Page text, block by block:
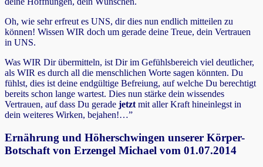
Oh, wie sehr erfreut es UNS, dir dies nun endlich mitteilen zu
können! Wissen WIR doch um gerade deine Treue, dein Vertrauen
in UNS.
Was WIR Dir übermitteln, ist Dir im Gefühlsbereich viel deutlicher,
als WIR es durch all die menschlichen Worte sagen könnten. Du
fühlst, dies ist deine endgültige Befreiung, auf welche Du berechtigt
bereits schon lange wartest. Dies nun stärke dein wissendes
Vertrauen, auf dass Du gerade jetzt mit aller Kraft hineinlegst in
dein weiteres Wirken, bejahen!…”
Ernährung und Höherschwingen unserer Körper-
Botschaft von Erzengel Michael vom 01.07.2014